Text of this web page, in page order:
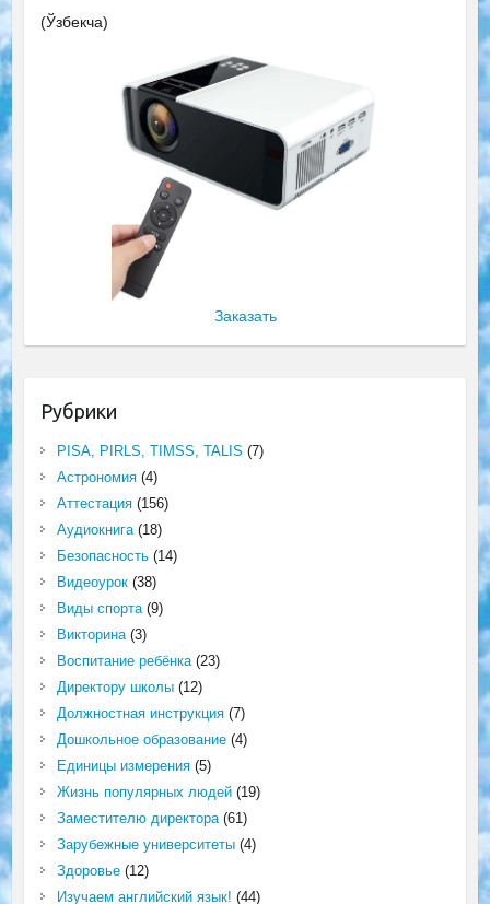
(Ўзбекча)
Заказать
Рубрики
PISA, PIRLS, TIMSS, TALIS (7)
Астрономия(4)
Аттестация(156)
Аудиокнига(18)
Безопасность(14)
Видеоурок(38)
Виды спорта(9)
Викторина(3)
Воспитание ребёнка(23)
Директору школы(12)
Должностная инструкция(7)
Дошкольное образование(4)
Единицы измерения(5)
Жизнь популярных людей(19)
Заместителю директора(61)
Зарубежные университеты(4)
Здоровье(12)
Изучаем английский язык! (44)